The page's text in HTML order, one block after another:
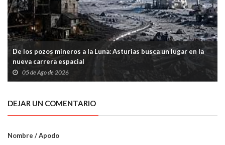
De los pozos mineros a la Luna: Asturias busca un lugar en la
nueva carrera espacial
05 de Ago de 2026
DEJAR UN COMENTARIO
Nombre / Apodo